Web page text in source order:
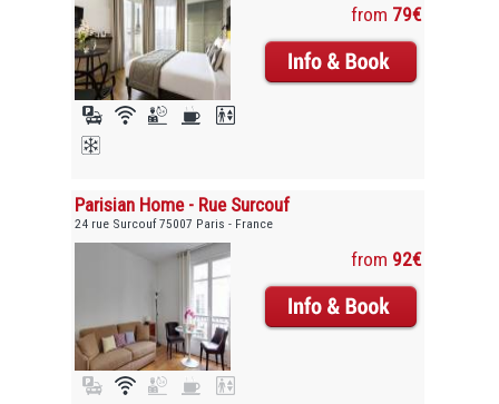
from 79€
Parisian Home - Rue Surcouf
24 rue Surcouf 75007 Paris - France
from 92€